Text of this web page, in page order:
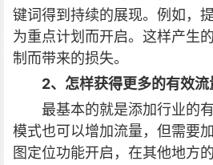
键词得到持续的展现。例如，
为重点计划而开启。这样产生
制而带来的损失。
2、怎样获得更多的有效流
最基本的就是添加行业的
模式也可以增加流量，但需要
图定位功能开启，在其他地方